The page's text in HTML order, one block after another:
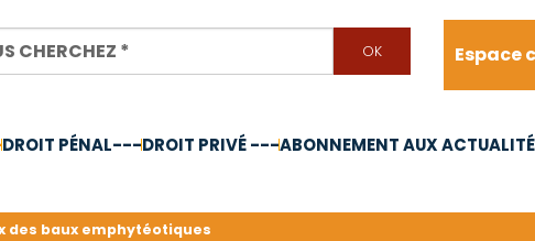
Espace
DROIT PÉNAL---DROIT PRIVÉ ---ABONNEMENT AUX
des baux emphytéotiques